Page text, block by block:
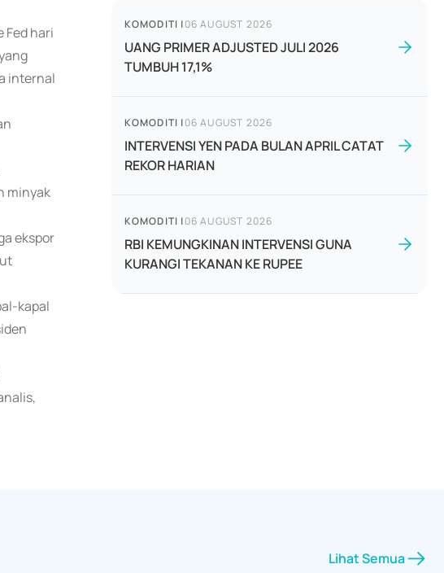
Fed hari
internal
minyak
ekspor
kapal
KOMODITI |06 AUGUST 2026
UANG PRIMER ADJUSTED JULI 2026
TUMBUH 17,1%
KOMODITI |06 AUGUST 2026
INTERVENSI YEN PADA BULAN APRIL CATAT
REKOR HARIAN
KOMODITI |06 AUGUST 2026
RBI KEMUNGKINAN INTERVENSI GUNA
KURANGI TEKANAN KE RUPEE
Lihat Semua